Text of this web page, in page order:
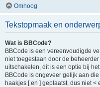
Omhoog
Tekstopmaak en
Wat is BBCode?
BBCode is een vereenvoudigde
niet toegestaan door de
uitschakelen, dit is een optie bij
BBCode is ongeveer gelijk aan
haakjes [ en ] geplaatst, dus niet